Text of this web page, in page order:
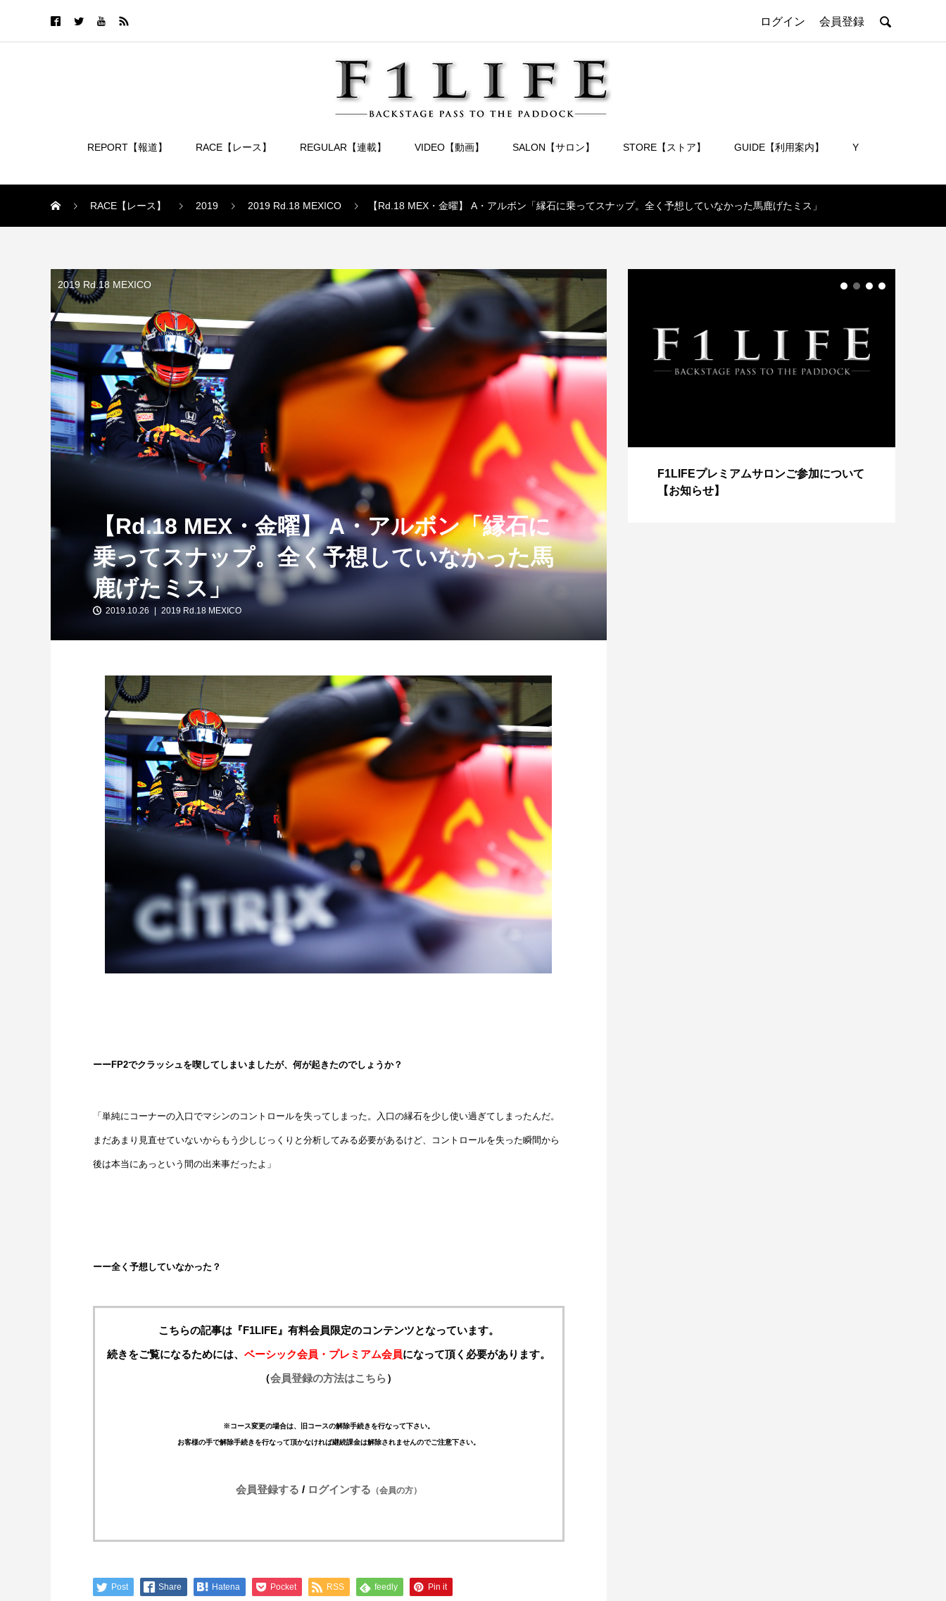
ログイン 会員登録 
REPORT【報道】 RACE【レース】 REGULAR【連載】 VIDEO【動画】 SALON【サロン】 STORE【ストア】 GUIDE【利用案内】 Y
RACE【レース】 2019 2019 Rd.18 MEXICO 【Rd.18 MEX・金曜】 A・アルボン「縁石に乗ってスナップ。全く予想していなかった馬鹿げたミス」
2019 Rd.18 MEXICO
【Rd.18 MEX・金曜】 A・アルボン「縁石に
乗ってスナップ。全く予想していなかった馬
鹿げたミス」
2019.10.26 2019 Rd.18 MEXICO
ーーFP2でクラッシュを喫してしまいましたが、何が起きたのでしょうか？
「単純にコーナーの入口でマシンのコントロールを失ってしまった。入口の縁石を少し使い過ぎてしまったんだ。
まだあまり見直せていないからもう少しじっくりと分析してみる必要があるけど、コントロールを失った瞬間から
後は本当にあっという間の出来事だったよ」
ーー全く予想していなかった？
こちらの記事は『F1LIFE』有料会員限定のコンテンツとなっています。
続きをご覧になるためには、 ベーシック会員・プレミアム会員になって頂く必要があります。
（会員登録の方法はこちら）
※コース変更の場合は、旧コースの解除手続きを行なって下さい。
お客様の手で解除手続きを行なって頂かなければ継続課金は解除されませんのでご注意下さい。
会員登録する / ログインする （会員の方）
Post Share Hatena Pocket RSS feedly Pin it
【特別企画】2026年ホンダの現在地
①「アストンマーティンとの交渉4...
【特別記事】レーシングブルズ、
VCARB 02を生み出すファクトリー...
F1LIFEプレミアムサロンご参加について
【お知らせ】